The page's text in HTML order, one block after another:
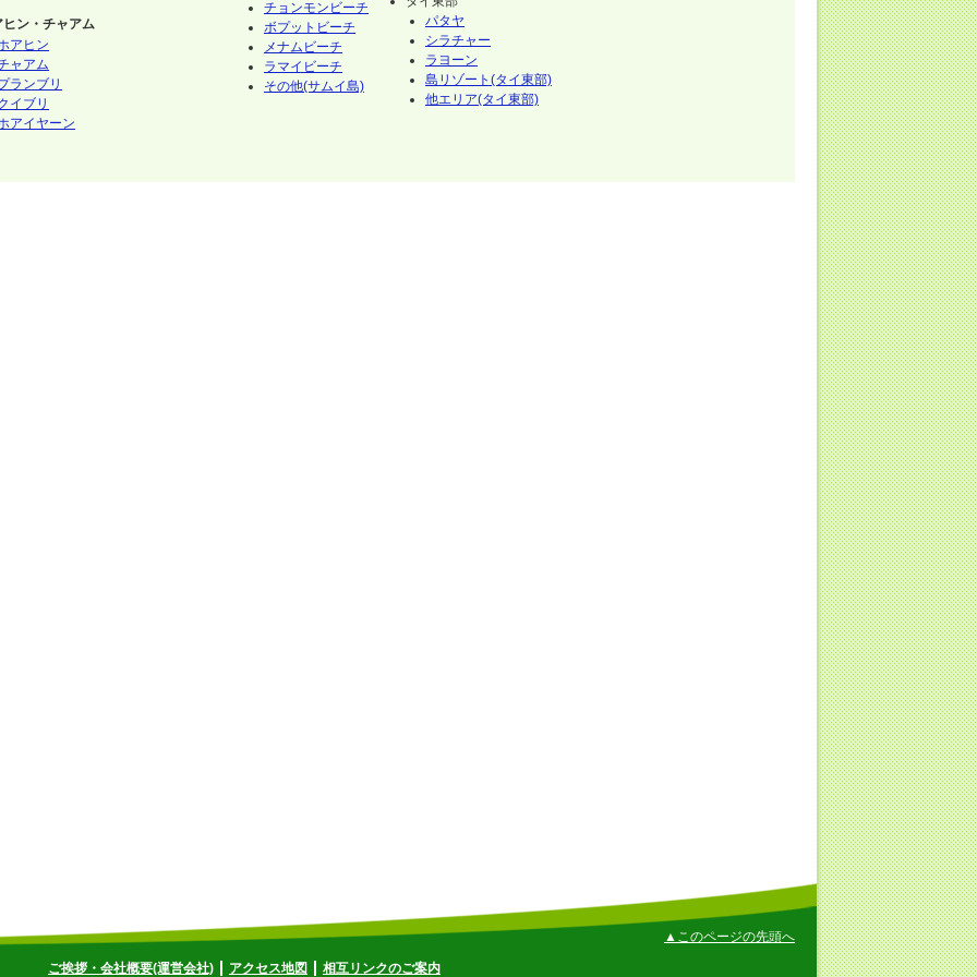
ヒン・チャアム
アヒン
ャアム
ランブリ
イブリ
アイヤーン
チョンモンビーチ
ボプットビーチ
メナムビーチ
ラマイビーチ
その他(サムイ島)
パタヤ
シラチャー
ラヨーン
島リゾート(タイ東部)
他エリア(タイ東部)
▲このページの先頭へ
ご挨拶・会社概要(運営会社) アクセス地図 相互リンクのご案内